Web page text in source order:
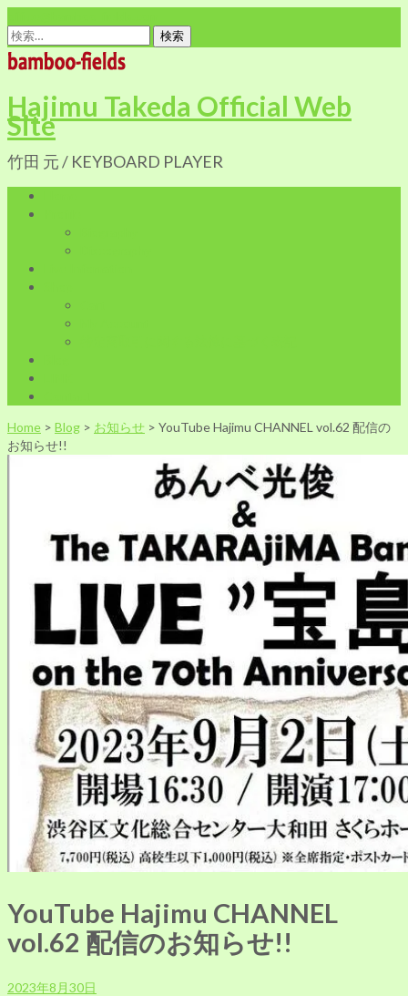
検
索:
Hajimu Takeda Official Web
Site
竹田 元 / KEYBOARD PLAYER
Home > Blog > お知らせ > YouTube Hajimu CHANNEL vol.62 配信の
お知らせ!!
YouTube Hajimu CHANNEL
vol.62 配信のお知らせ!!
2023年8月30日